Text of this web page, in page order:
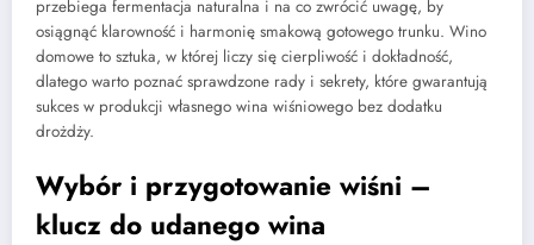
przebiega fermentacja naturalna i na co zwrócić uwagę, by
osiągnąć klarowność i harmonię smakową gotowego trunku. Wino
domowe to sztuka, w której liczy się cierpliwość i dokładność,
dlatego warto poznać sprawdzone rady i sekrety, które gwarantują
sukces w produkcji własnego wina wiśniowego bez dodatku
drożdży.
Wybór i przygotowanie wiśni –
klucz do udanego wina